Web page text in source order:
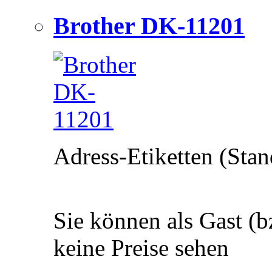
Brother DK-11201
Adress-Etiketten
Sie können als Gast
keine Preise sehen